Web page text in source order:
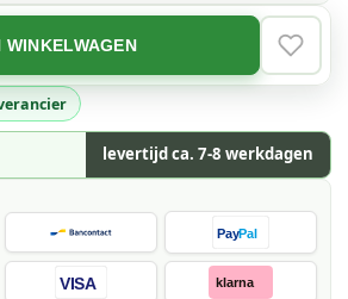
levertijd ca. 7-8 werkdagen
WINKELWAGEN
PayPal
VISA klarna